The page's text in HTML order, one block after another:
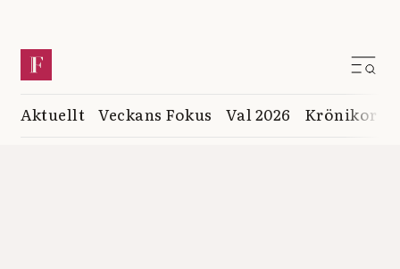
Aktuellt Veckans Fokus Val 2026 Krönikor